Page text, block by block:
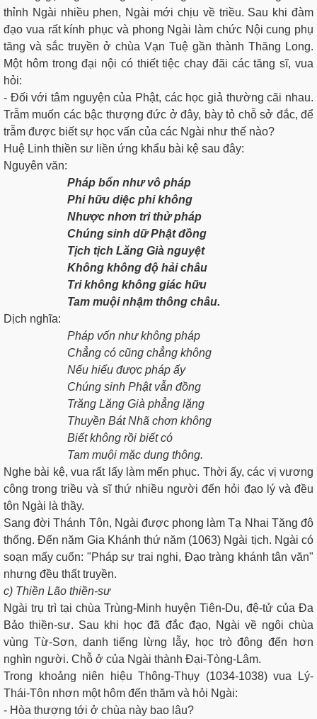
thỉnh Ngài nhiều phen, Ngài mới chịu về triều. Sau khi đàm
đạo vua rất kính phục và phong Ngài làm chức Nội cung phụ
tăng và sắc truyền ở chùa Vạn Tuệ gần thành Thăng Long.
Một hôm trong đại nội có thiết tiệc chay đãi các tăng sĩ, vua
hỏi:
- Ðối với tâm nguyện của Phật, các học giả thường cãi nhau.
Trẫm muốn các bậc thượng đức ở đây, bày tỏ chỗ sở đắc, để
trẫm được biết sự học vấn của các Ngài như thế nào?
Huệ Linh thiền sư liền ứng khẩu bài kệ sau đây:
Nguyên văn:
Pháp bổn như vô pháp
Phi hữu diệc phi không
Nhược nhơn tri thử pháp
Chúng sinh dữ Phật đồng
Tịch tịch Lăng Già nguyệt
Không không độ hải châu
Tri không không giác hữu
Tam muội nhậm thông châu.
Dịch nghĩa:
Pháp vốn như không pháp
Chẳng có cũng chẳng không
Nếu hiểu được pháp ấy
Chúng sinh Phật vẫn đồng
Trăng Lăng Già phẳng lặng
Thuyền Bát Nhã chơn không
Biết không rồi biết có
Tam muội mặc dung thông.
Nghe bài kệ, vua rất lấy làm mến phục. Thời ấy, các vị vương
công trong triều và sĩ thứ nhiều người đến hỏi đạo lý và đều
tôn Ngài là thầy.
Sang đời Thánh Tôn, Ngài được phong làm Tạ Nhai Tăng đô
thống. Đến năm Gia Khánh thứ năm (1063) Ngài tịch. Ngài có
soạn mấy cuốn: "Pháp sự trai nghi, Đạo tràng khánh tân văn"
nhưng đều thất truyền.
c) Thiền Lão thiền-sư
Ngài trụ trì tại chùa Trùng-Minh huyện Tiên-Du, đệ-tử của Ða
Bảo thiền-sư. Sau khi học đã đắc đạo, Ngài về ngôi chùa
vùng Từ-Sơn, danh tiếng lừng lẫy, học trò đông đến hơn
nghìn người. Chỗ ở của Ngài thành Ðại-Tòng-Lâm.
Trong khoảng niên hiệu Thông-Thụy (1034-1038) vua Lý-
Thái-Tôn nhơn một hôm đến thăm và hỏi Ngài:
- Hòa thượng tới ở chùa này bao lâu?